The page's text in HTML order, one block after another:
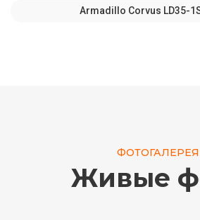
Armadillo Corvus LD35-
ФОТОГАЛЕРЕЯ
Живые